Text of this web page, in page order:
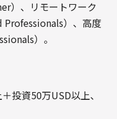
）、リモートワーク
Professionals）、高度
） 。
投資50万USD以上、